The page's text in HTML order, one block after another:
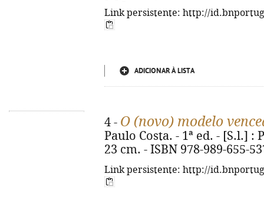
Link persistente: http://
ADICIONAR À LISTA
4 - O (novo) modelo
Paulo Costa. - 1ª ed. - [S.l.] :
23 cm. - ISBN 978-989-655-
Link persistente: http://